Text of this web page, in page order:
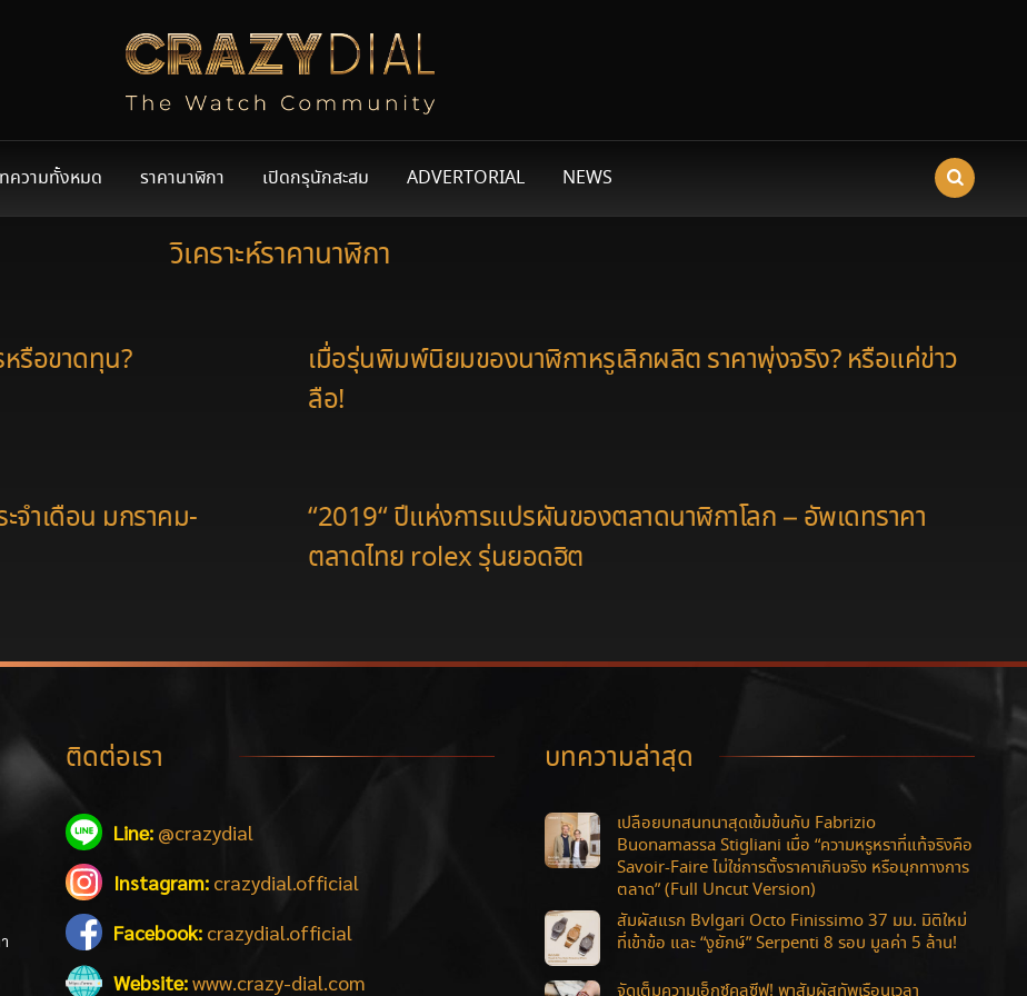
ความทั้งหมด ราคานาฬิกา เปิดกรุนักสะสม ADVERTORIAL NEWS
วิเคราะห์ราคานาฬิกา
รือขาดทุน?
เมื่อรุ่นพิมพ์นิยมของนาฬิกาหรูเลิกผลิต ราคาพุ่งจริง? หรือแค่ข่าว
ลือ!
จำเดือน มกราคม-
“2019“ ปีแห่งการแปรผันของตลาดนาฬิกาโลก – อัพเดทราคา
ตลาดไทย rolex รุ่นยอดฮิต
ติดต่อเรา
Line: @crazydial
Instagram: crazydial.official
Facebook: crazydial.official
Website:www.crazy-dial.com
บทความล่าสุด
เปลือยบทสนทนาสุดเข้มข้นกับ Fabrizio
Buonamassa Stigliani เมื่อ “ความหรูหราที่แท้จริงคือ
Savoir-Faire ไม่ใช่การตั้งราคาเกินจริง หรือมุกทางการ
ตลาด” (Full Uncut Version)
สัมผัสแรก Bvlgari Octo Finissimo 37 มม. มิติใหม่
ที่เข้าข้อ และ “งูยักษ์” Serpenti 8 รอบ มูลค่า 5 ล้าน!